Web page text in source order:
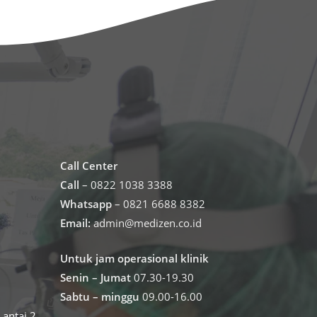
Call Center
Call – 0822 1038 3388
Whatsapp– 0821 6688 8382
Email:admin@medizen.co.id
Untuk jam operasional klinik
Senin – Jumat 07.30-19.30
Sabtu – minggu 09.00-16.00